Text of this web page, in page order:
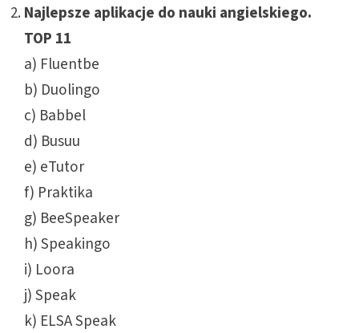
Najlepsze aplikacje do nauki angielskiego.
TOP 11
a) Fluentbe
b) Duolingo
c) Babbel
d) Busuu
e) eTutor
f) Praktika
g) BeeSpeaker
h)Speakingo
i) Loora
j)Speak
k) ELSA Speak